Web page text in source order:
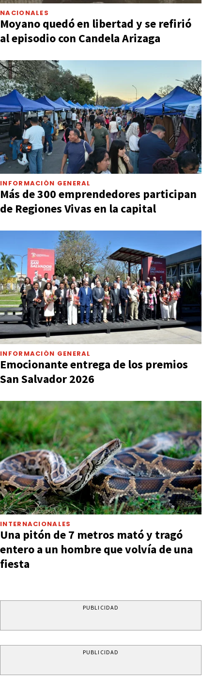
NACIONALES
Moyano quedó en libertad y se refirió
al episodio con Candela Arizaga
INFORMACIÓN GENERAL
Más de 300 emprendedores participan
de Regiones Vivas en la capital
INFORMACIÓN GENERAL
Emocionante entrega de los premios
San Salvador 2026
INTERNACIONALES
Una pitón de 7 metros mató y tragó
entero a un hombre que volvía de una
fiesta
PUBLICIDAD
PUBLICIDAD